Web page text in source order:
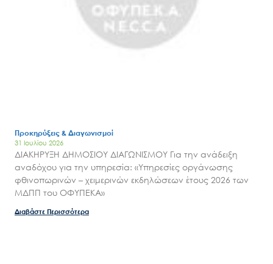
Προκηρύξεις & Διαγωνισμοί
31 Ιουλίου 2026
ΔΙΑΚΗΡΥΞΗ ΔΗΜΟΣΙΟΥ ΔΙΑΓΩΝΙΣΜΟΥ Για την ανάδειξη
αναδόχου για την υπηρεσία: «Υπηρεσίες οργάνωσης
φθινοπωρινών – χειμερινών εκδηλώσεων έτους 2026 των
ΜΔΠΠ του ΟΦΥΠΕΚΑ»
Διαβάστε Περισσότερα